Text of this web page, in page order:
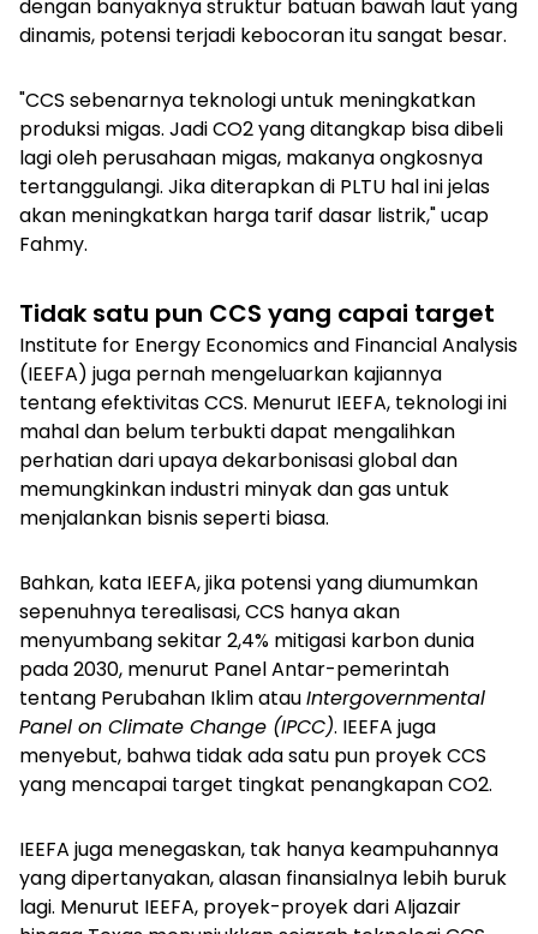
dengan banyaknya struktur batuan bawah laut yang
dinamis, potensi terjadi kebocoran itu sangat besar.
"CCS sebenarnya teknologi untuk meningkatkan
produksi migas. Jadi CO2 yang ditangkap bisa dibeli
lagi oleh perusahaan migas, makanya ongkosnya
tertanggulangi. Jika diterapkan di PLTU hal ini jelas
akan meningkatkan harga tarif dasar listrik," ucap
Fahmy.
Tidak satu pun CCS yang capai target
Institute for Energy Economics and Financial Analysis
(IEEFA) juga pernah mengeluarkan kajiannya
tentang efektivitas CCS. Menurut IEEFA, teknologi ini
mahal dan belum terbukti dapat mengalihkan
perhatian dari upaya dekarbonisasi global dan
memungkinkan industri minyak dan gas untuk
menjalankan bisnis seperti biasa.
Bahkan, kata IEEFA, jika potensi yang diumumkan
sepenuhnya terealisasi, CCS hanya akan
menyumbang sekitar 2,4% mitigasi karbon dunia
pada 2030, menurut Panel Antar-pemerintah
tentang Perubahan Iklim atauIntergovernmental
Panel on Climate Change (IPCC). IEEFA juga
menyebut, bahwa tidak ada satu pun proyek CCS
yang mencapai target tingkat penangkapan CO2.
IEEFA juga menegaskan, tak hanya keampuhannya
yang dipertanyakan, alasan finansialnya lebih buruk
lagi. Menurut IEEFA, proyek-proyek dari Aljazair